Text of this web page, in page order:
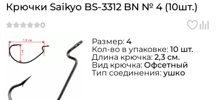
Крючки Saikyo BS-3312 BN № 4 (10шт.)
Размер: 4
Кол-во в упаковке: 10 шт.
Длина крючка: 2,3 см.
Вид крючка: Офсетный
Тип соединения: ушко